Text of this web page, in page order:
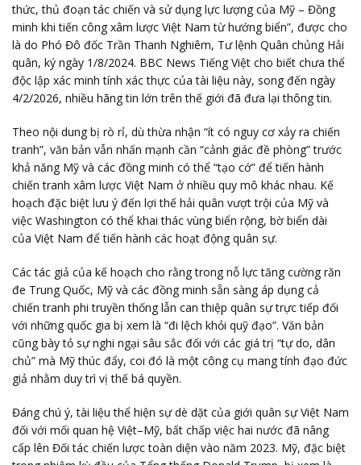
thức, thủ đoạn tác chiến và sử dụng lực lượng của Mỹ – Đồng
minh khi tiến công xâm lược Việt Nam từ hướng biển”, được cho
là do Phó Đô đốc Trần Thanh Nghiêm, Tư lệnh Quân chủng Hải
quân, ký ngày 1/8/2024. BBC News Tiếng Việt cho biết chưa thể
độc lập xác minh tính xác thực của tài liệu này, song đến ngày
4/2/2026, nhiều hãng tin lớn trên thế giới đã đưa lại thông tin.
Theo nội dung bị rò rỉ, dù thừa nhận “ít có nguy cơ xảy ra chiến
tranh”, văn bản vẫn nhấn mạnh cần “cảnh giác đề phòng” trước
khả năng Mỹ và các đồng minh có thể “tạo cớ” để tiến hành
chiến tranh xâm lược Việt Nam ở nhiều quy mô khác nhau. Kế
hoạch đặc biệt lưu ý đến lợi thế hải quân vượt trội của Mỹ và
việc Washington có thể khai thác vùng biển rộng, bờ biển dài
của Việt Nam để tiến hành các hoạt động quân sự.
Các tác giả của kế hoạch cho rằng trong nỗ lực tăng cường răn
đe Trung Quốc, Mỹ và các đồng minh sẵn sàng áp dụng cả
chiến tranh phi truyền thống lẫn can thiệp quân sự trực tiếp đối
với những quốc gia bị xem là “đi lệch khỏi quỹ đạo”. Văn bản
cũng bày tỏ sự nghi ngại sâu sắc đối với các giá trị “tự do, dân
chủ” mà Mỹ thúc đẩy, coi đó là một công cụ mang tính đạo đức
giả nhằm duy trì vị thế bá quyền.
Đáng chú ý, tài liệu thể hiện sự dè dặt của giới quân sự Việt Nam
đối với mối quan hệ Việt–Mỹ, bất chấp việc hai nước đã nâng
cấp lên Đối tác chiến lược toàn diện vào năm 2023. Mỹ, đặc biệt